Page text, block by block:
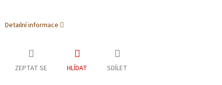
Detailní informace
ZEPTAT SE HLÍDAT SDÍLET